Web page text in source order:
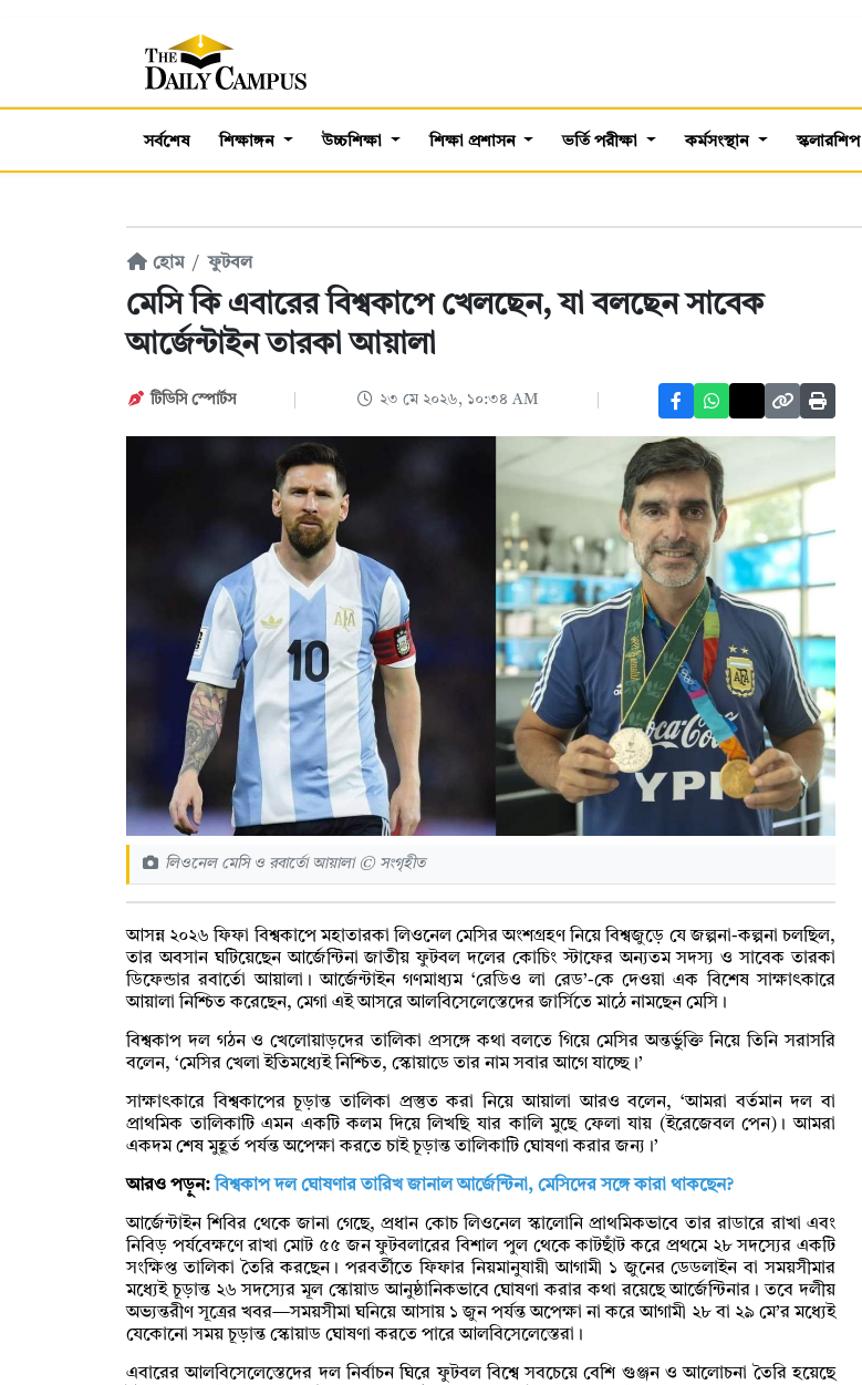
সর্বশেষ শিক্ষাঙ্গন উচ্চশিক্ষা শিক্ষা প্রশাসন ভর্তি পরীক্ষা কর্মসংস্থান স্কলারশিপ
হোম ফুটবল
মেসি কি এবারের বিশ্বকাপে খেলছেন, যা বলছেন সাবেক
আর্জেন্টাইন তারকা আয়ালা
টিডিসি স্পোর্টস ২৩ মে ২০২৬, ১০:৩৪ AM
লিওনেল মেসি ও রবার্তো আয়ালা © সংগৃহীত
আসন্ন ২০২৬ ফিফা বিশ্বকাপে মহাতারকা লিওনেল মেসির অংশগ্রহণ নিয়ে বিশ্বজুড়ে যে জল্পনা-কল্পনা চলছিল,
তার অবসান ঘটিয়েছেন আর্জেন্টিনা জাতীয় ফুটবল দলের কোচিং স্টাফের অন্যতম সদস্য ও সাবেক তারকা
ডিফেন্ডার রবার্তো আয়ালা। আর্জেন্টাইন গণমাধ্যম ‘রেডিও লা রেড’-কে দেওয়া এক বিশেষ সাক্ষাৎকারে
আয়ালা নিশ্চিত করেছেন, মেগা এই আসরে আলবিসেলেস্তেদের জার্সিতে মাঠে নামছেন মেসি।
বিশ্বকাপ দল গঠন ও খেলোয়াড়দের তালিকা প্রসঙ্গে কথা বলতে গিয়ে মেসির অন্তর্ভুক্তি নিয়ে তিনি সরাসরি
বলেন, ‘মেসির খেলা ইতিমধ্যেই নিশ্চিত, স্কোয়াডে তার নাম সবার আগে যাচ্ছে।’
সাক্ষাৎকারে বিশ্বকাপের চূড়ান্ত তালিকা প্রস্তুত করা নিয়ে আয়ালা আরও বলেন, ‘আমরা বর্তমান দল বা
প্রাথমিক তালিকাটি এমন একটি কলম দিয়ে লিখছি যার কালি মুছে ফেলা যায় (ইরেজেবল পেন)। আমরা
একদম শেষ মুহূর্ত পর্যন্ত অপেক্ষা করতে চাই চূড়ান্ত তালিকাটি ঘোষণা করার জন্য।’
আরও পড়ুন:বিশ্বকাপ দল ঘোষণার তারিখ জানাল আর্জেন্টিনা, মেসিদের সঙ্গে কারা থাকছেন?
আর্জেন্টাইন শিবির থেকে জানা গেছে, প্রধান কোচ লিওনেল স্কালোনি প্রাথমিকভাবে তার রাডারে রাখা এবং
নিবিড় পর্যবেক্ষণে রাখা মোট ৫৫ জন ফুটবলারের বিশাল পুল থেকে কাটছাঁট করে প্রথমে ২৮ সদস্যের একটি
সংক্ষিপ্ত তালিকা তৈরি করছেন। পরবর্তীতে ফিফার নিয়মানুযায়ী আগামী ১ জুনের ডেডলাইন বা সময়সীমার
মধ্যেই চূড়ান্ত ২৬ সদস্যের মূল স্কোয়াড আনুষ্ঠানিকভাবে ঘোষণা করার কথা রয়েছে আর্জেন্টিনার। তবে দলীয়
অভ্যন্তরীণ সূত্রের খবর—সময়সীমা ঘনিয়ে আসায় ১ জুন পর্যন্ত অপেক্ষা না করে আগামী ২৮ বা ২৯ মে’র মধ্যেই
যেকোনো সময় চূড়ান্ত স্কোয়াড ঘোষণা করতে পারে আলবিসেলেস্তেরা।
এবারের আলবিসেলেস্তেদের দল নির্বাচন ঘিরে ফুটবল বিশ্বে সবচেয়ে বেশি গুঞ্জন ও আলোচনা তৈরি হয়েছে